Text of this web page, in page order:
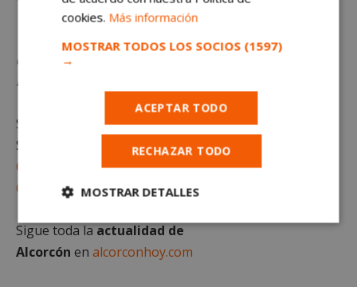
*Queda terminantemente prohibido el uso o
distribución sin previo consentimiento del texto o
las imágenes propias de este artículo.
Sigue al minutotodas las noticias de Alcorcón
Suscríbete gratis al
Canal de Telegram
Canal de Whatsapp
Sigue toda laactualidad de
Alcorcón en alcorconhoy.com
cookies. Más información
MOSTRAR TODOS LOS SOCIOS (1597)
→
ACEPTAR TODO
RECHAZAR TODO
MOSTRAR DETALLES
Cookies
estrictamente
necesarias
Cookies de